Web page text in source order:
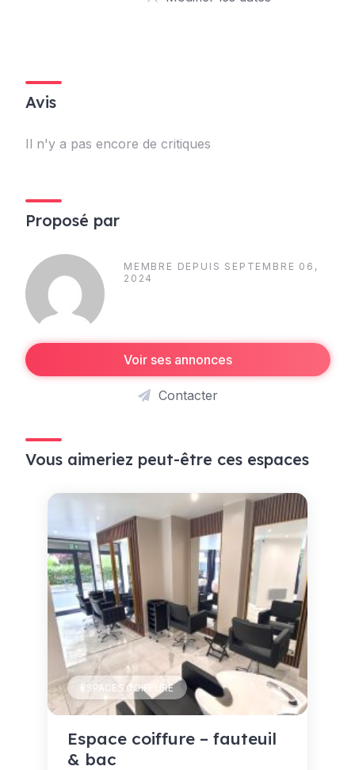
Avis
Il n'y a pas encore de critiques
Proposé par
MEMBRE DEPUIS SEPTEMBRE 06,
2024
Voir ses annonces
Contacter
Vous aimeriez peut-être ces espaces
ESPACES COIFFURE
Espace coiffure – fauteuil
& bac